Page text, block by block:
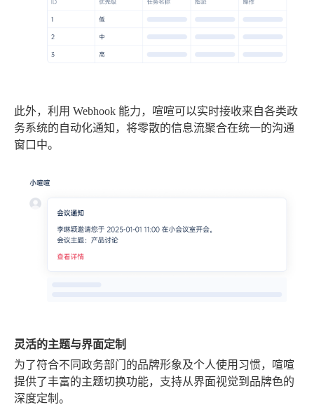
此外，利用 Webhook 能力，喧喧可以实时接收来自各类政
务系统的自动化通知，将零散的信息流聚合在统一的沟通
窗口中。
灵活的主题与界面定制
为了符合不同政务部门的品牌形象及个人使用习惯，喧喧
提供了丰富的主题切换功能，支持从界面视觉到品牌色的
深度定制。